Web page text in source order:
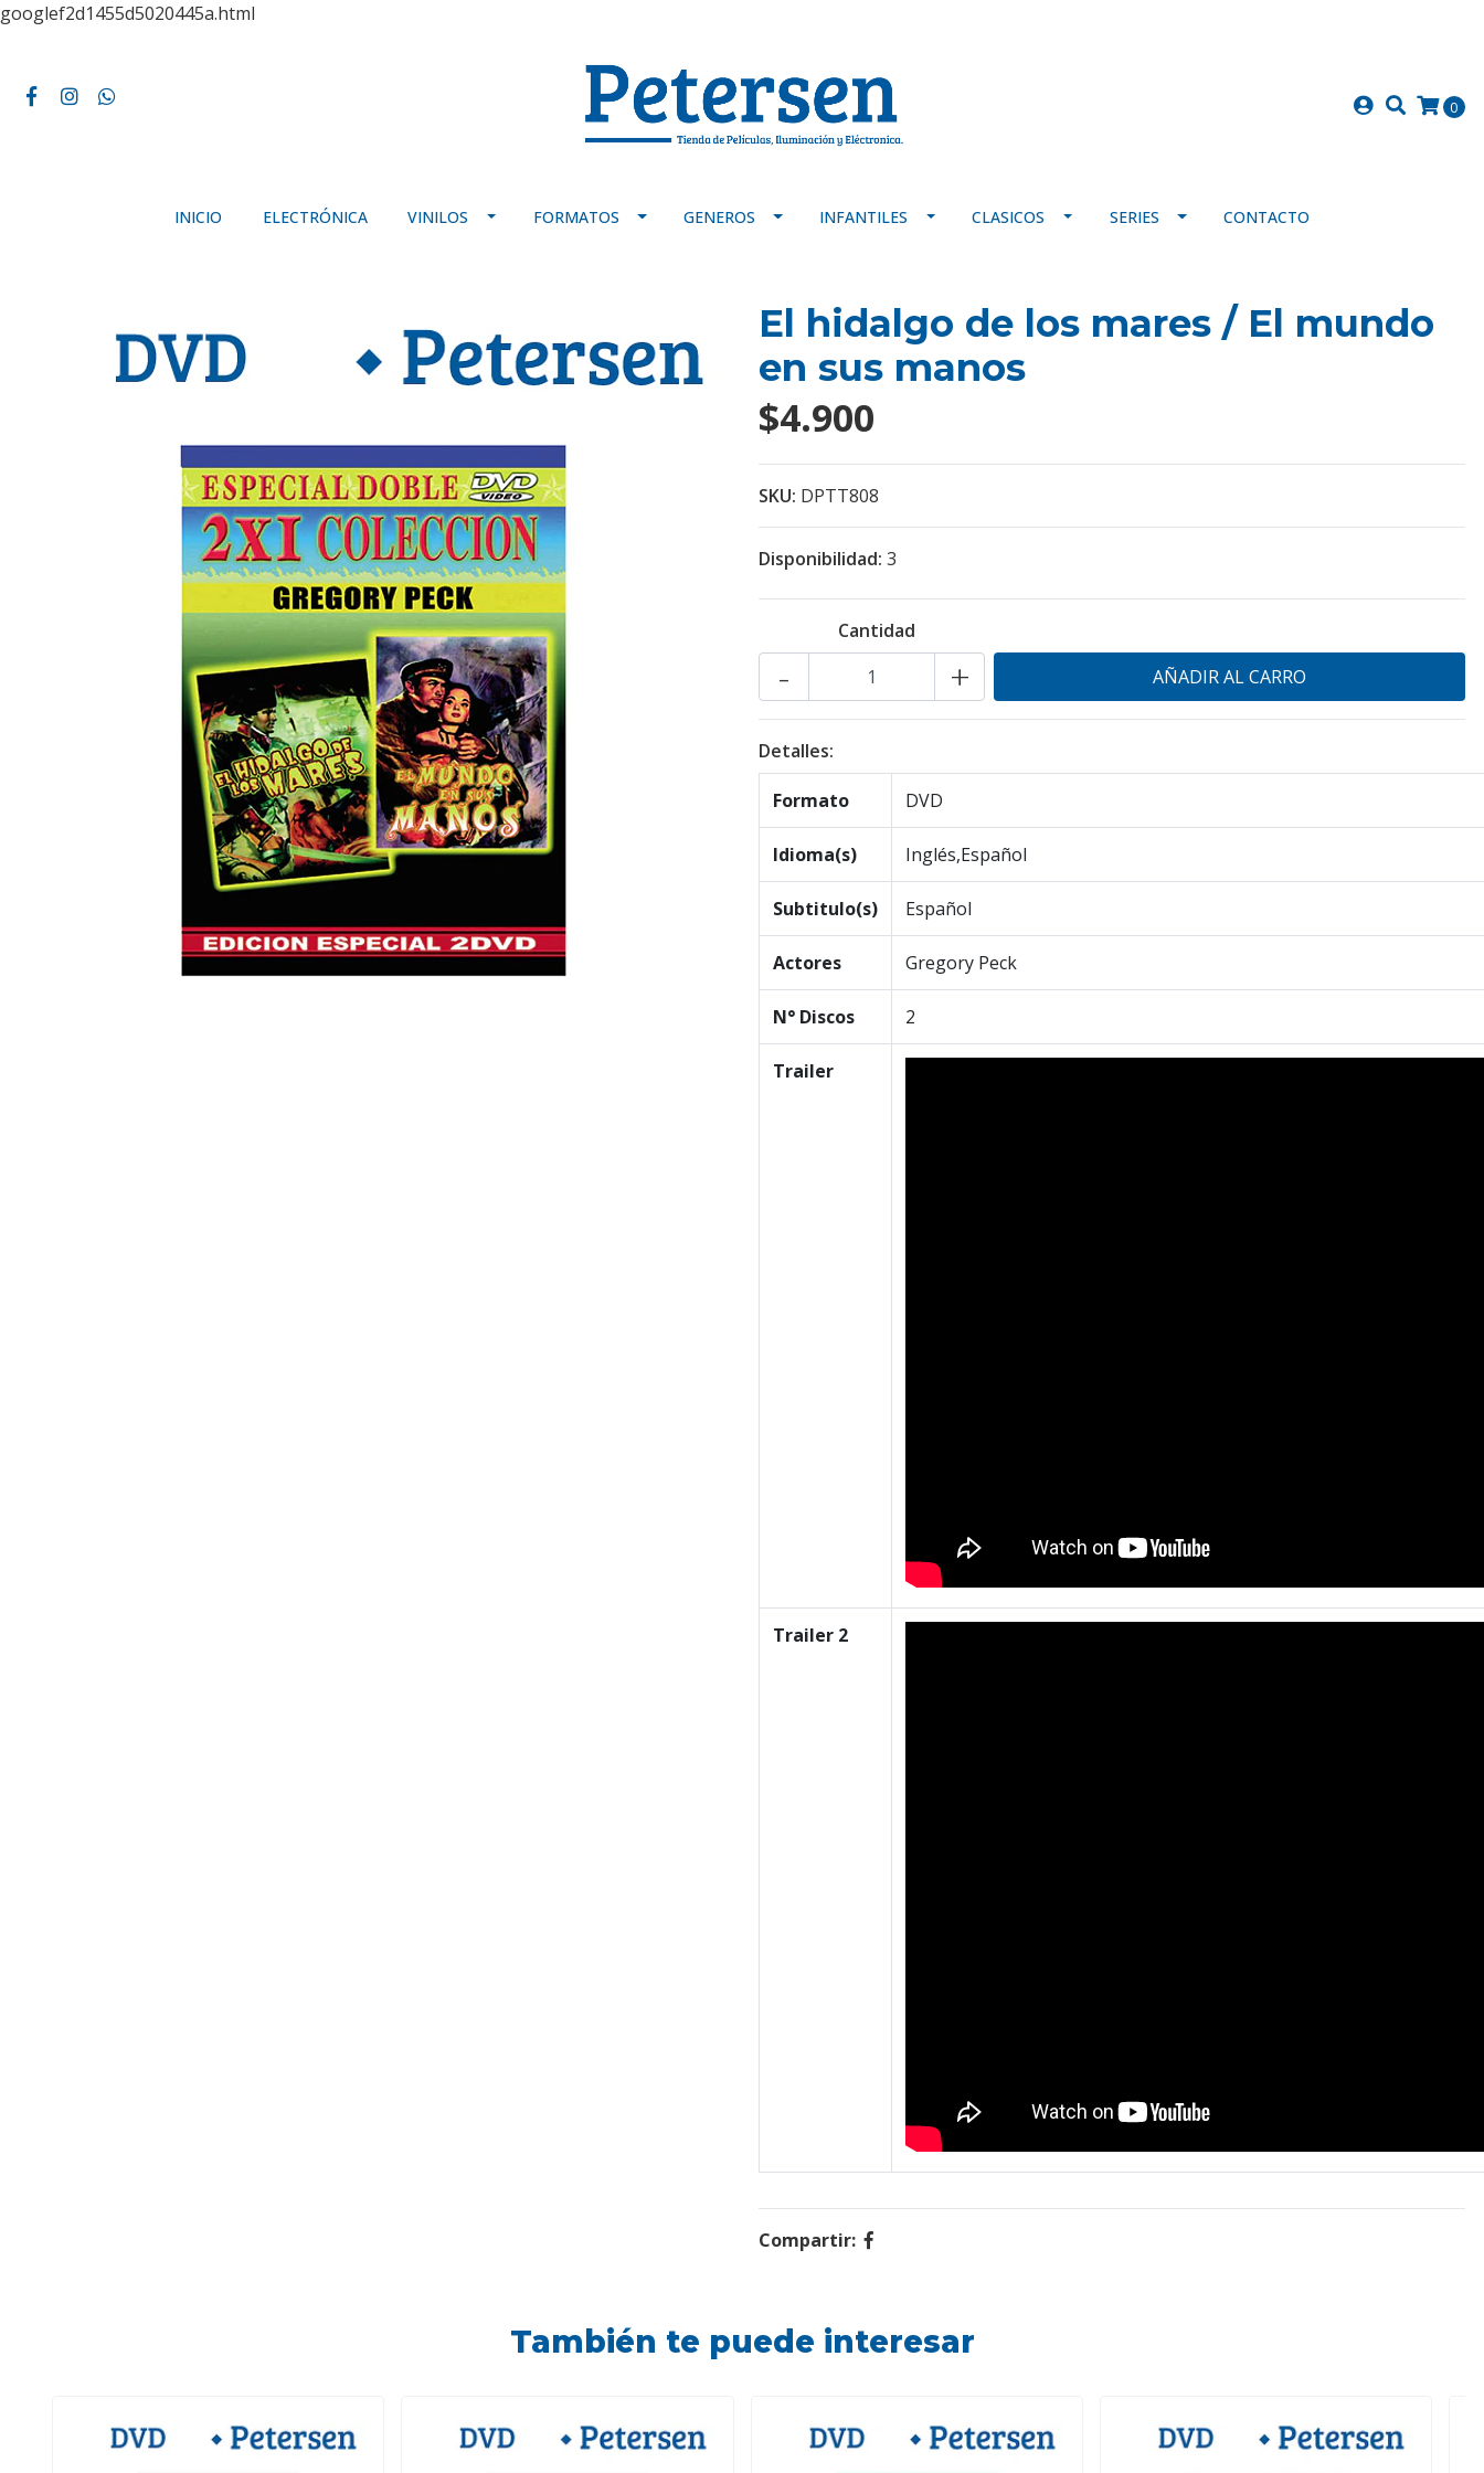
googlef2d1455d5020445a.html
0
INICIO ELECTRÓNICA VINILOS FORMATOS GENEROS INFANTILES CLASICOS SERIES CONTACTO
El hidalgo de los mares / El mundo
en sus manos
$4.900
SKU: DPTT808
Disponibilidad: 3
Cantidad
+
-
Detalles:
Formato DVD
Idioma(s) Inglés,Español
Subtitulo(s) Español
Actores Gregory Peck
N° Discos 2
Trailer
Trailer 2
Compartir:
También te puede interesar